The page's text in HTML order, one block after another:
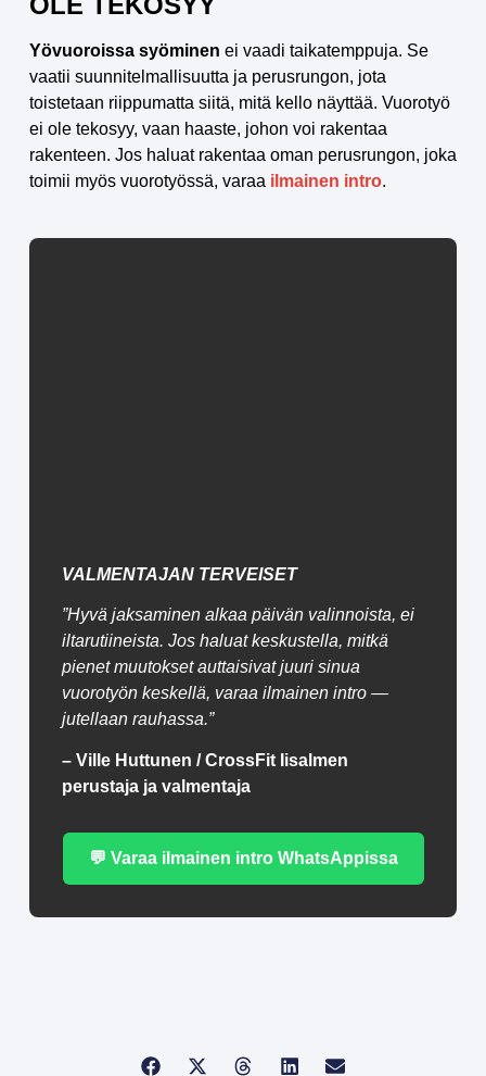
Yövuoroissa syöminen ei vaadi taikatemppuja. Se
vaatii suunnitelmallisuutta ja perusrungon, jota
toistetaan riippumatta siitä, mitä kello näyttää. Vuorotyö
ei ole tekosyy, vaan haaste, johon voi rakentaa
rakenteen. Jos haluat rakentaa oman perusrungon, joka
toimii myös vuorotyössä, varaa ilmainen intro.
VALMENTAJAN TERVEISET
”Hyvä jaksaminen alkaa päivän valinnoista, ei
iltarutiineista. Jos haluat keskustella, mitkä
pienet muutokset auttaisivat juuri sinua
vuorotyön keskellä, varaa ilmainen intro —
jutellaan rauhassa.”
– Ville Huttunen / CrossFit Iisalmen
perustaja ja valmentaja
💬 Varaa ilmainen intro WhatsAppissa